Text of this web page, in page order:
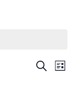
SucheListe